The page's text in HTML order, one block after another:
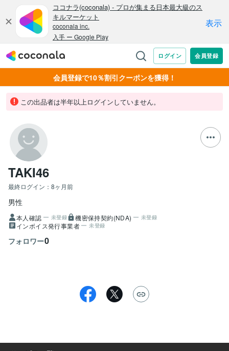
会員登録で10％割引クーポンを獲得！
この出品者は半年以上ログインしていません。
TAKI46
最終ログイン： 8ヶ月前
男性
本人確認 未登録 機密保持契約(NDA) 未登録
インボイス発行事業者 未登録
フォロワー0